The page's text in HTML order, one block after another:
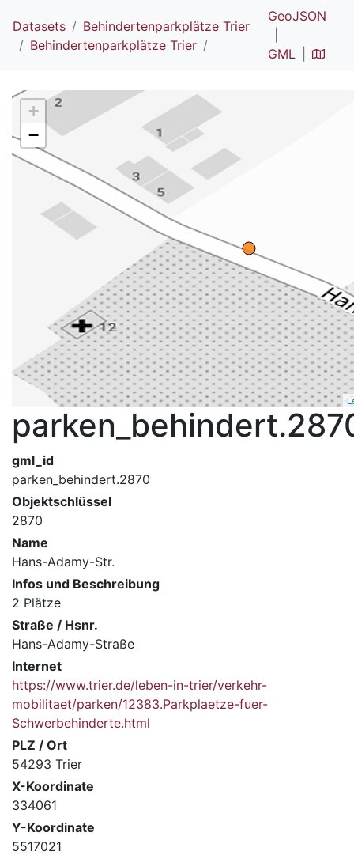
Datasets
Behindertenparkplätze Trier
Behindertenparkplätze Trier
GeoJSON
GML
+
−
gml_id
parken_behindert.2870
Objektschlüssel
2870
Name
Hans-Adamy-Str.
Infos und Beschreibung
2 Plätze
Straße / Hsnr.
Hans-Adamy-Straße
Internet
https://www.trier.de/leben-in-trier/verkehr-
mobilitaet/parken/12383.Parkplaetze-fuer-
Schwerbehinderte.html
PLZ / Ort
54293 Trier
X-Koordinate
334061
Y-Koordinate
5517021